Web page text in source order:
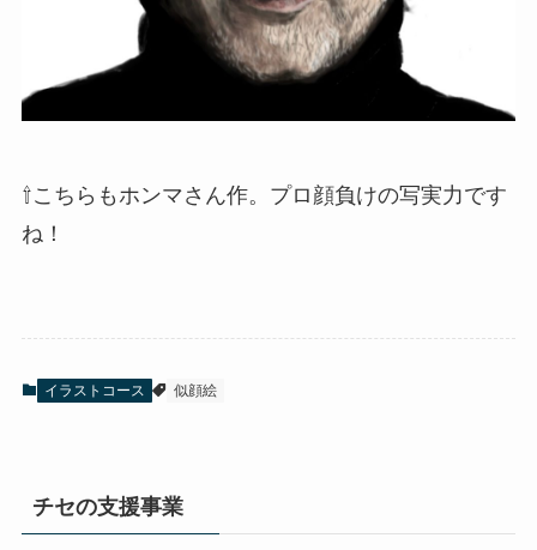
⇧こちらもホンマさん作。プロ顔負けの写実力です
ね！
イラストコース 似顔絵
チセの支援事業